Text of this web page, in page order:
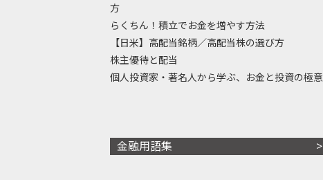
方
らくちん！積立でお金を増やす方法
【日米】高配当銘柄／高配当株の選び方
株主優待と配当
個人投資家・著名人から学ぶ、お金と投資の極意
金融用語集